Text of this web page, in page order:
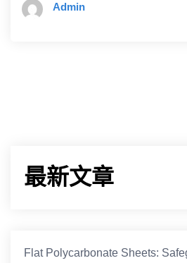
Admin
最新文章
Flat Polycarbonate Sheets: